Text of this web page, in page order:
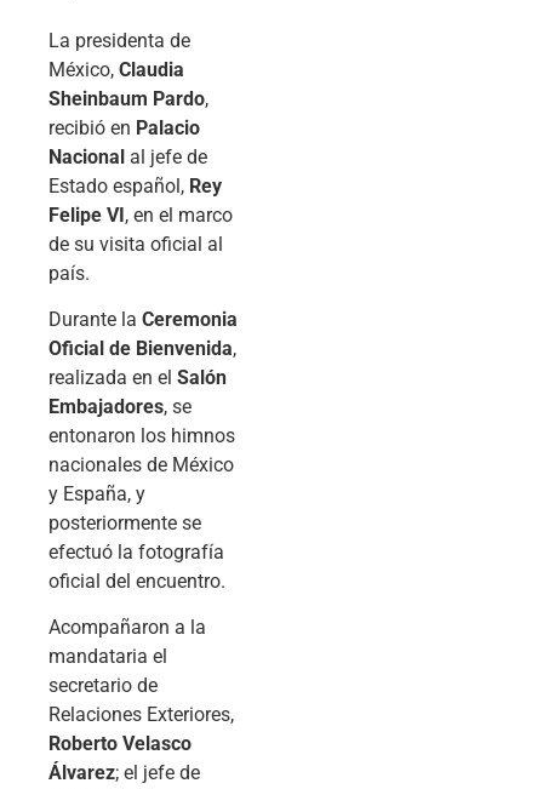
La presidenta de
México, Claudia
Sheinbaum Pardo,
recibió en Palacio
Nacional al jefe de
Estado español, Rey
Felipe VI, en el marco
de su visita oficial al
país.
Durante la Ceremonia
Oficial de Bienvenida,
realizada en el Salón
Embajadores, se
entonaron los himnos
nacionales de México
y España, y
posteriormente se
efectuó la fotografía
oficial del encuentro.
Acompañaron a la
mandataria el
secretario de
Relaciones Exteriores,
Roberto Velasco
Álvarez; el jefe de